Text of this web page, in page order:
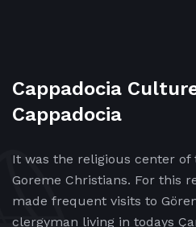
Cappadocia
Cappadocia
It was the religious center of
Goreme Christians. For this
made frequent visits to
clergyman living in todays